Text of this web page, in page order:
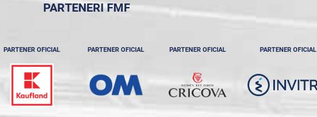
PARTENERI FMF
PARTENER OFICIAL PARTENER OFICIAL PARTENER OFICIAL PARTENER OFICIAL